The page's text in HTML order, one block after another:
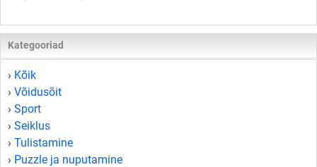
Kategooriad
› Kõik
› Võidusõit
› Sport
› Seiklus
› Tulistamine
› Puzzle ja nuputamine